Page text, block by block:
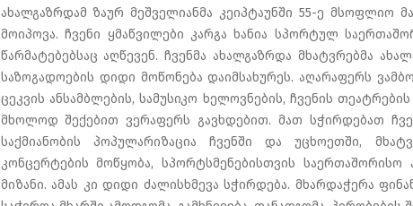
ახალგაზრდამ ზაურ მეშველიანმა კეიპტაუნში 55-ე მსოფლიო
მოიპოვა. ჩვენი ყმაწვილები კარგა ხანია სპორტულ
წარმატებებსაც აღწევენ. ჩვენმა ახალგაზრდა მხატვრებმა
საზოგადოების დიდი მოწონება დაიმსახურეს. აღარაფერს
ცეკვის ანსამბლების, სამუსიკო ხელოვნების, ჩვენის
მხოლოდ შექებით ვერაფერს გავხდებით. მათ სჭირდებათ
საქმიანობის პოპულარიზაცია ჩვენში და უცხოეთში,
კონცერტების მოწყობა, სპორტსმენებისთვის საერთაშორისო
მიზანი. ამას კი დიდი ძალისხმევა სჭირდება. მხარდაჭერა